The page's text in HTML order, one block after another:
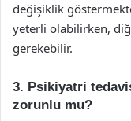
değişiklik
yeterli olabilirken,
gerekebilir.
3. Psikiyatri
zorunlu mu?